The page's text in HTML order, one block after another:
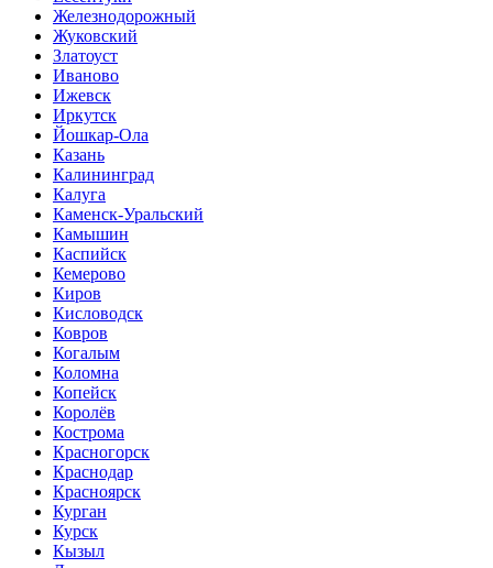
Железнодорожный
Жуковский
Златоуст
Иваново
Ижевск
Иркутск
Йошкар-Ола
Казань
Калининград
Калуга
Каменск-Уральский
Камышин
Каспийск
Кемерово
Киров
Кисловодск
Ковров
Когалым
Коломна
Копейск
Королёв
Кострома
Красногорск
Краснодар
Красноярск
Курган
Курск
Кызыл